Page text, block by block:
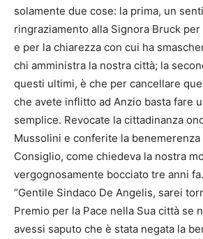
solamente due cose: la prima, un
ringraziamento alla Signora Bruck
e per la chiarezza con cui ha
chi amministra la nostra città; la
questi ultimi, è che per cancellare
che avete inflitto ad Anzio basta fare
semplice. Revocate la cittadinanza
Mussolini e conferite la benemerenza
Consiglio, come chiedeva la nostra
vergognosamente bocciato tre anni fa.
“Gentile Sindaco De Angelis, sarei
Premio per la Pace nella Sua città se
avessi saputo che è stata negata la